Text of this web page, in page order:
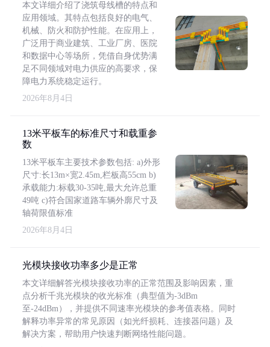
本文详细介绍了浇筑母线槽的特点和
应用领域。其特点包括良好的电气、
机械、防火和防护性能。在应用上，
广泛用于商业建筑、工业厂房、医院
和数据中心等场所，凭借自身优势满
足不同领域对电力供应的高要求，保
障电力系统稳定运行。
2026年8月4日
13米平板车的标准尺寸和载重参
数
13米平板车主要技术参数包括: a)外形
尺寸:长13m×宽2.45m,栏板高55cm b)
承载能力:标载30-35吨,最大允许总重
49吨 c)符合国家道路车辆外廓尺寸及
轴荷限值标准
2026年8月4日
光模块接收功率多少是正常
本文详细解答光模块接收功率的正常范围及影响因素，重
点分析千兆光模块的收光标准（典型值为-3dBm
至-24dBm），并提供不同速率光模块的参考值表格。同时
解释功率异常的常见原因（如光纤损耗、连接器问题）及
解决方案，帮助用户快速判断网络性能问题。